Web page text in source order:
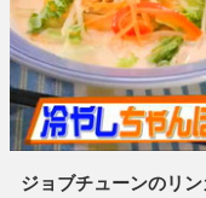
ジョブチューンのリ